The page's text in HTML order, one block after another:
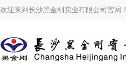
欢迎来到长沙黑金刚实业有限公司官网！